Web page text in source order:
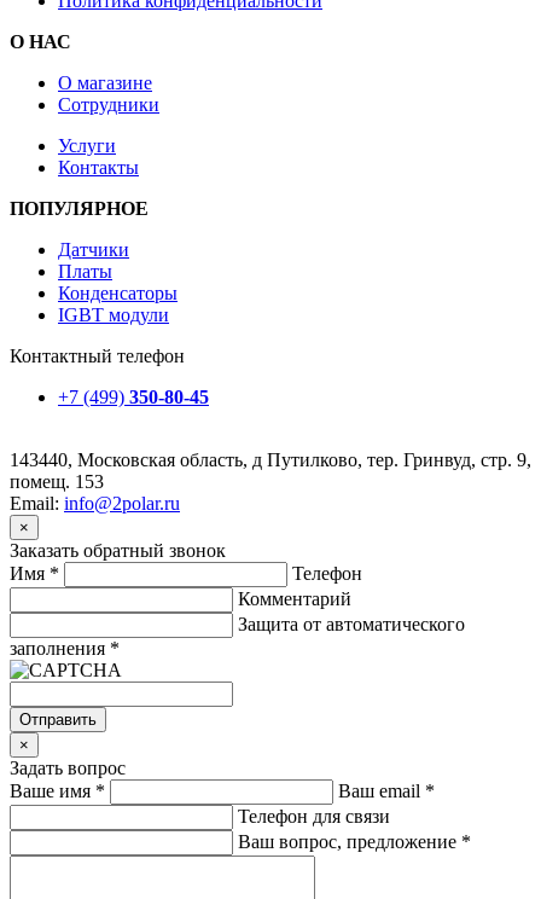
О НАС
О магазине
Сотрудники
Услуги
Контакты
ПОПУЛЯРНОЕ
Датчики
Платы
Конденсаторы
IGBT модули
Контактный телефон
+7 (499) 350-80-45
143440, Московская область, д Путилково, тер. Гринвуд, стр. 9,
помещ. 153
Email: info@2polar.ru
×
Заказать обратный звонок
Имя *
Телефон
Комментарий
Защита от автоматического
заполнения *
Отправить
×
Задать вопрос
Ваше имя * Ваш email *
Телефон для связи
Ваш вопрос, предложение *